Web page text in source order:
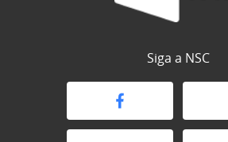
Siga a NSC